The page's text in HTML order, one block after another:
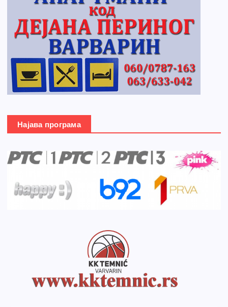
Најава програма